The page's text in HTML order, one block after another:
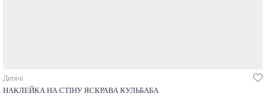
Дитячі
НАКЛЕЙКА НА СТІНУ ЯСКРАВА КУЛЬБАБА